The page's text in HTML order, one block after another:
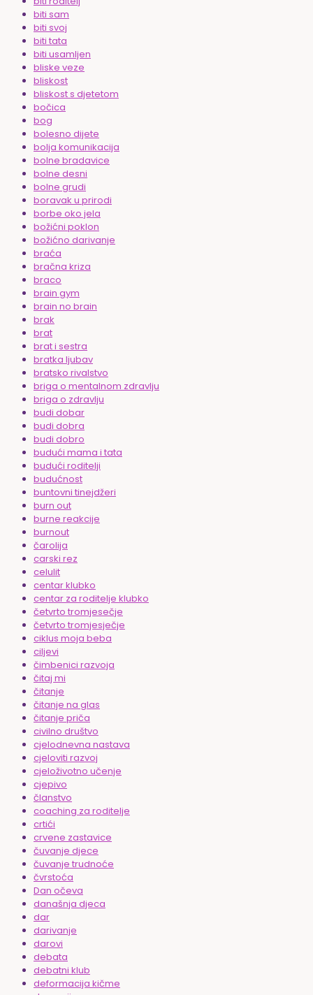
biti sam
biti svoj
biti tata
biti usamljen
bliske veze
bliskost
bliskost s djetetom
bočica
bog
bolesno dijete
bolja komunikacija
bolne bradavice
bolne desni
bolne grudi
boravak u prirodi
borbe oko jela
božićni poklon
božićno darivanje
braća
bračna kriza
braco
brain gym
brain no brain
brak
brat
brat i sestra
bratka ljubav
bratsko rivalstvo
briga o mentalnom zdravlju
briga o zdravlju
budi dobar
budi dobra
budi dobro
budući mama i tata
budući roditelji
budućnost
buntovni tinejdžeri
burn out
burne reakcije
burnout
čarolija
carski rez
celulit
centar klubko
centar za roditelje klubko
četvrto tromjesečje
četvrto tromjesječje
ciklus moja beba
ciljevi
čimbenici razvoja
čitaj mi
čitanje
čitanje na glas
čitanje priča
civilno društvo
cjelodnevna nastava
cjeloviti razvoj
cjeloživotno učenje
cjepivo
članstvo
coaching za roditelje
crtići
crvene zastavice
čuvanje djece
čuvanje trudnoće
čvrstoća
Dan očeva
današnja djeca
dar
darivanje
darovi
debata
debatni klub
deformacija kičme